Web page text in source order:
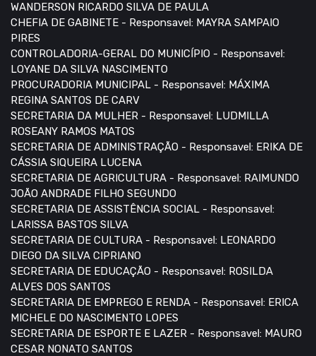
WANDERSON RICARDO SILVA DE PAULA
CHEFIA DE GABINETE - Responsavel: MAYRA SAMPAIO
PIRES
CONTROLADORIA-GERAL DO MUNICÍPIO - Responsavel:
LOYANE DA SILVA NASCIMENTO
PROCURADORIA MUNICIPAL - Responsavel: MÁXIMA
REGINA SANTOS DE CARV
SECRETARIA DA MULHER - Responsavel: LUDMILLA
ROSEANY RAMOS MATOS
SECRETARIA DE ADMINISTRAÇÃO - Responsavel: ERIKA DE
CÁSSIA SIQUEIRA LUCENA
SECRETARIA DE AGRICULTURA - Responsavel: RAIMUNDO
JOÃO ANDRADE FILHO SEGUNDO
SECRETARIA DE ASSISTÊNCIA SOCIAL - Responsavel:
LARISSA BASTOS SILVA
SECRETARIA DE CULTURA - Responsavel: LEONARDO
DIEGO DA SILVA CIPRIANO
SECRETARIA DE EDUCAÇÃO - Responsavel: ROSILDA
ALVES DOS SANTOS
SECRETARIA DE EMPREGO E RENDA - Responsavel: ERICA
MICHELE DO NASCIMENTO LOPES
SECRETARIA DE ESPORTE E LAZER - Responsavel: MAURO
CESAR NONATO SANTOS